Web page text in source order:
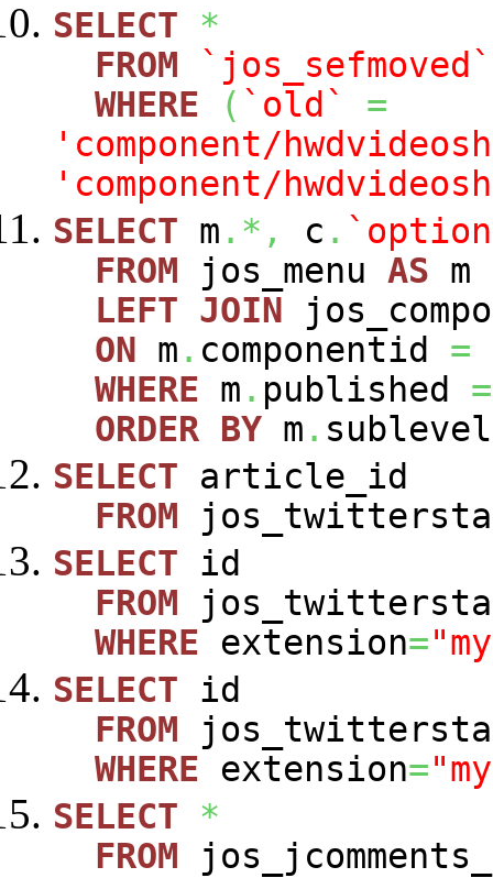
SELECT
*
FROM
`jos_sefmoved`
WHERE
( `old`
=
'component/
'component/
SELECT m .*, c .
FROM jos_menu AS m
LEFT JOIN
ON m . componentid =
WHERE m . published =
ORDER BY m . sublevel
SELECT article_id
FROM
SELECT id
FROM
WHERE extension=
SELECT id
FROM
WHERE extension=
SELECT
*
FROM